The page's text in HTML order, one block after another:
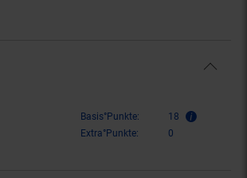
Basis°Punkte:
18
Extra°Punkte:
0